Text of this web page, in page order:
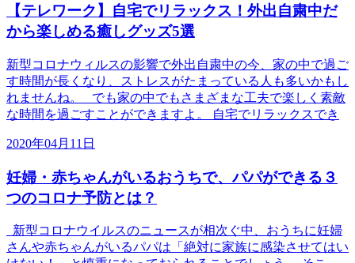
【テレワーク】自宅でリラックス！外出自粛中だ
から楽しめる癒しグッズ5選
新型コロナウィルスの影響で外出自粛中の今、家の中で過ご
す時間が長くなり、ストレスがたまっている人も多いかもし
れませんね。 でも家の中でもさまざまな工夫で楽しく素敵
な時間を過ごすことができますよ。 自宅でリラックスでき
2020年04月11日
妊婦・赤ちゃんがいるおうちで、パパができる３
つのコロナ予防とは？
新型コロナウイルスのニュースが相次ぐ中、おうちに妊婦
さんや赤ちゃんがいるパパは「絶対に家族に感染させてはい